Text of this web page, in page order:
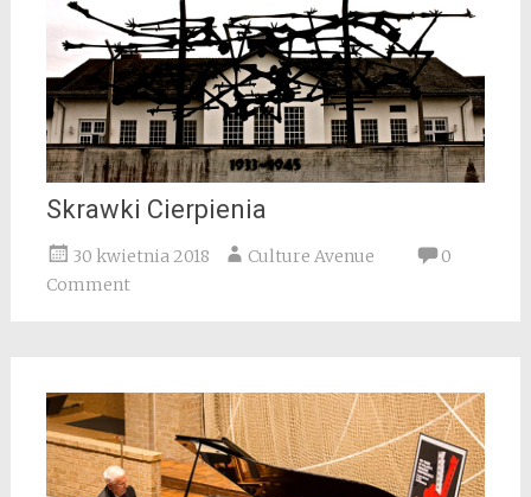
Skrawki Cierpienia
30 kwietnia 2018 Culture Avenue
0
Comment